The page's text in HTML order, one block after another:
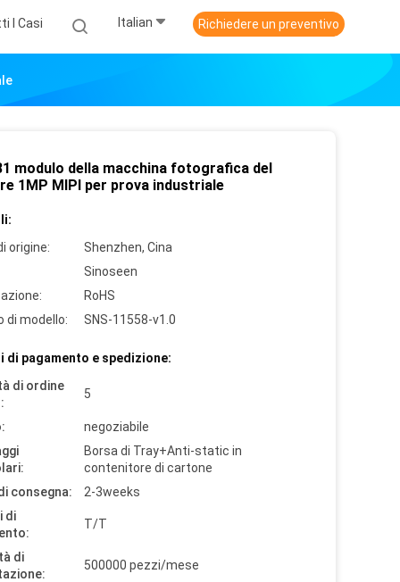
I Casi Italian Richiedere un preventivo
modulo della macchina fotografica del
1MP MIPI per prova industriale
origine:
Shenzhen, Cina
Sinoseen
RoHS
di modello:
SNS-11558-v1.0
di pagamento e spedizione:
di ordine
5
negoziabile
Borsa di Tray+Anti-static in
contenitore di cartone
consegna:
2-3weeks
di
T/T
di
500000 pezzi/mese